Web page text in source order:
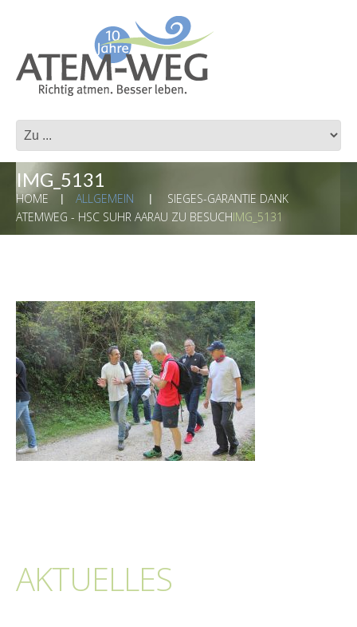
IMG_5131
HOME ALLGEMEIN
SIEGES-GARANTIE DANK
ATEMWEG - HSC SUHR AARAU ZU BESUCHIMG_5131
AKTUELLES